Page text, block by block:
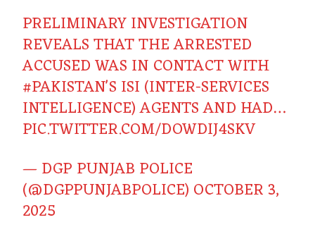
PRELIMINARY INVESTIGATION
REVEALS THAT THE ARRESTED
ACCUSED WAS IN CONTACT WITH
#PAKISTAN'S ISI (INTER-SERVICES
INTELLIGENCE) AGENTS AND HAD…
PIC.TWITTER.COM/DOWDIJ4SKV
— DGP PUNJAB POLICE
(@DGPPUNJABPOLICE) OCTOBER 3,
2025